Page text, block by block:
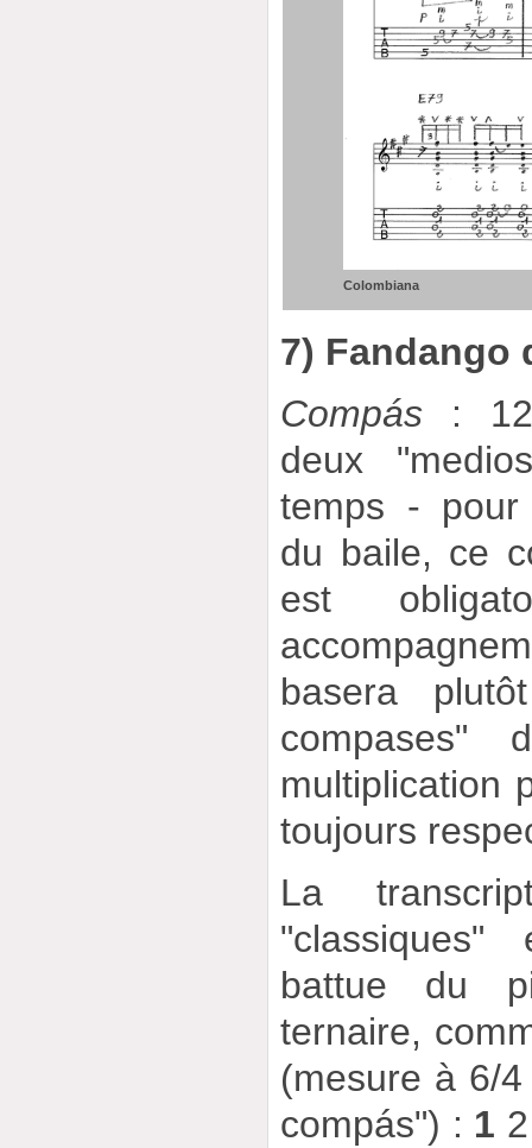
Colombiana
7) Fandango
Compás : 12
deux
temps - pour
du baile, ce
est
basera
multiplication
toujours
La
battue du
ternaire,
(mesure à 6/
compás") : 1